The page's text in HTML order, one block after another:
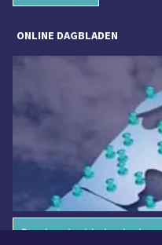
ONLINE DAGBLADEN
Overige dagbladen in de